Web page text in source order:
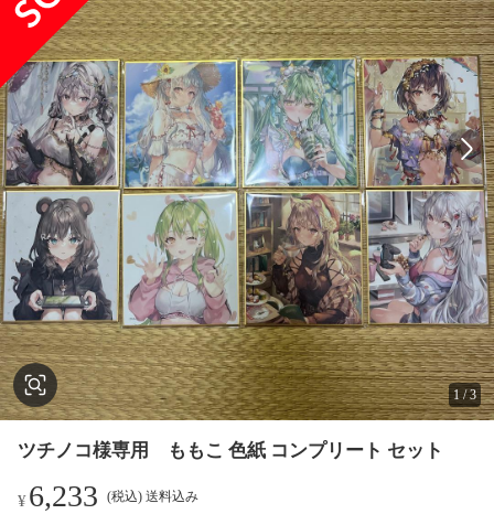
1 /3
ツチノコ様専用 ももこ 色紙 コンプリート セット
¥6,233 (税込) 送料込み